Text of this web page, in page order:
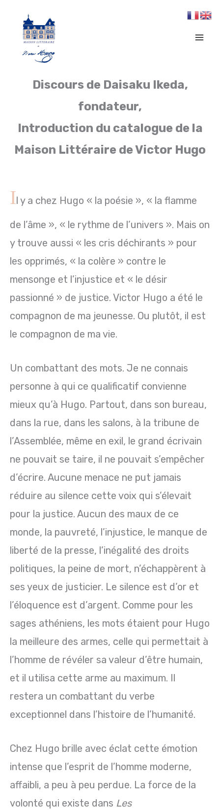
contenu
Discours de Daisaku Ikeda,
fondateur,
Introduction du catalogue de la
Maison Littéraire de Victor Hugo
Il y a chez Hugo « la poésie », « la flamme
de l’âme », « le rythme de l’univers ». Mais on
y trouve aussi « les cris déchirants » pour
les opprimés, « la colère » contre le
mensonge et l’injustice et « le désir
passionné » de justice. Victor Hugo a été le
compagnon de ma jeunesse. Ou plutôt, il est
le compagnon de ma vie.
Un combattant des mots. Je ne connais
personne à qui ce qualificatif convienne
mieux qu’à Hugo. Partout, dans son bureau,
dans la rue, dans les salons, à la tribune de
l’Assemblée, même en exil, le grand écrivain
ne pouvait se taire, il ne pouvait s’empêcher
d’écrire. Aucune menace ne put jamais
réduire au silence cette voix qui s’élevait
pour la justice. Aucun des maux de ce
monde, la pauvreté, l’injustice, le manque de
liberté de la presse, l’inégalité des droits
politiques, la peine de mort, n’échappèrent à
ses yeux de justicier. Le silence est d’or et
l’éloquence est d’argent. Comme pour les
sages athéniens, les mots étaient pour Hugo
la meilleure des armes, celle qui permettait à
l’homme de révéler sa valeur d’être humain,
et il utilisa cette arme au maximum. Il
restera un combattant du verbe
exceptionnel dans l’histoire de l’humanité.
Chez Hugo brille avec éclat cette émotion
intense que l’esprit de l’homme moderne,
affaibli, a peu à peu perdue. La force de la
volonté qui existe dans Les